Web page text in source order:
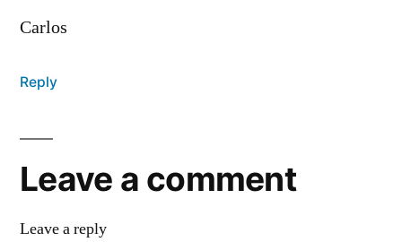
Carlos
Reply
Leave a comment
Leave a reply